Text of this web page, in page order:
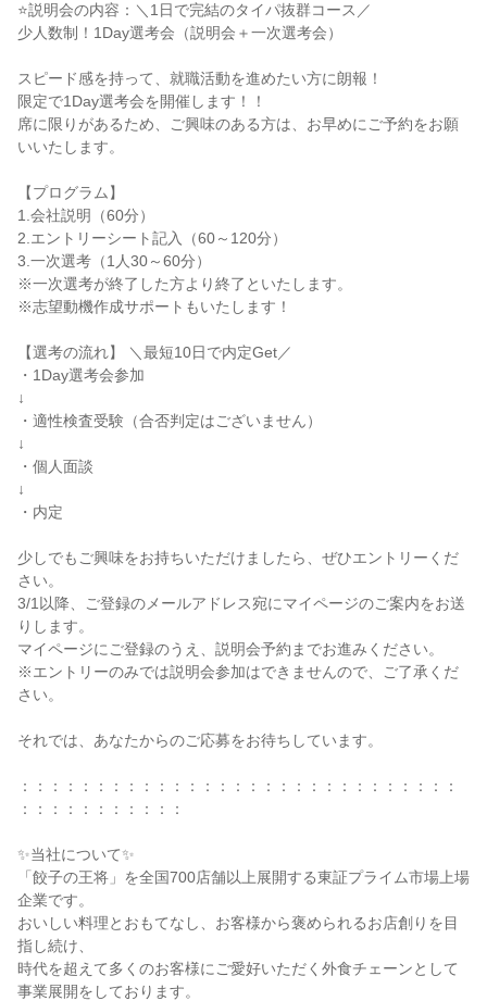
⭐説明会の内容：＼1日で完結のタイパ抜群コース／
少人数制！1Day選考会（説明会＋一次選考会）
スピード感を持って、就職活動を進めたい方に朗報！
限定で1Day選考会を開催します！！
席に限りがあるため、ご興味のある方は、お早めにご予約をお願
いいたします。
【プログラム】
1.会社説明（60分）
2.エントリーシート記入（60～120分）
3.一次選考（1人30～60分）
※一次選考が終了した方より終了といたします。
※志望動機作成サポートもいたします！
【選考の流れ】 ＼最短10日で内定Get／
・1Day選考会参加
↓
・適性検査受験（合否判定はございません）
↓
・個人面談
↓
・内定
少しでもご興味をお持ちいただけましたら、ぜひエントリーくだ
さい。
3/1以降、ご登録のメールアドレス宛にマイページのご案内をお送
りします。
マイページにご登録のうえ、説明会予約までお進みください。
※エントリーのみでは説明会参加はできませんので、ご了承くだ
さい。
それでは、あなたからのご応募をお待ちしています。
：：：：：：：：：：：：：：：：：：：：：：：：：：：：：
：：：：：：：：：：：
✨当社について✨
「餃子の王将」を全国700店舗以上展開する東証プライム市場上場
企業です。
おいしい料理とおもてなし、お客様から褒められるお店創りを目
指し続け、
時代を超えて多くのお客様にご愛好いただく外食チェーンとして
事業展開をしております。